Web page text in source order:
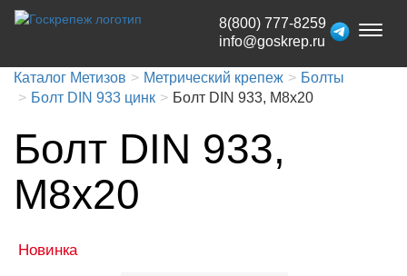
Toggle
8(800) 777-8259
info@goskrep.ru
Каталог Метизов Метрический крепеж
Болты
Болт DIN 933 цинк
Болт DIN 933, М8х20
Болт DIN 933,
М8х20
Новинка